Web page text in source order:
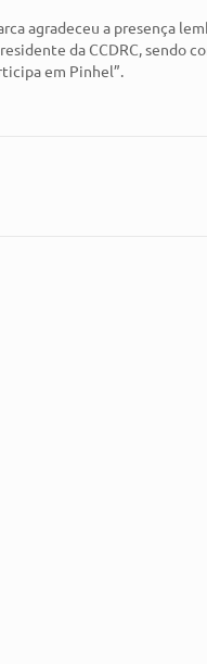
agradeceu a presença
da CCDRC, sendo
em Pinhel”.